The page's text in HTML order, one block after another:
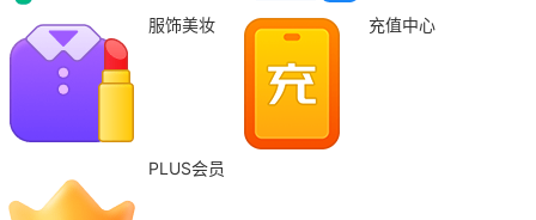
服饰美妆 充值中心
PLUS会员